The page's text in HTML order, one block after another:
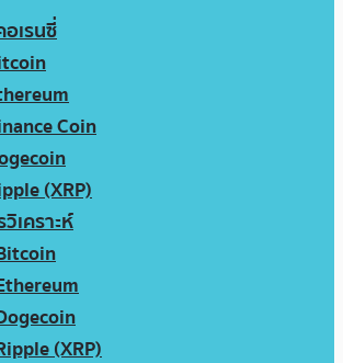
เรนซี่
Coin
(XRP)
เคราะห์
(XRP)